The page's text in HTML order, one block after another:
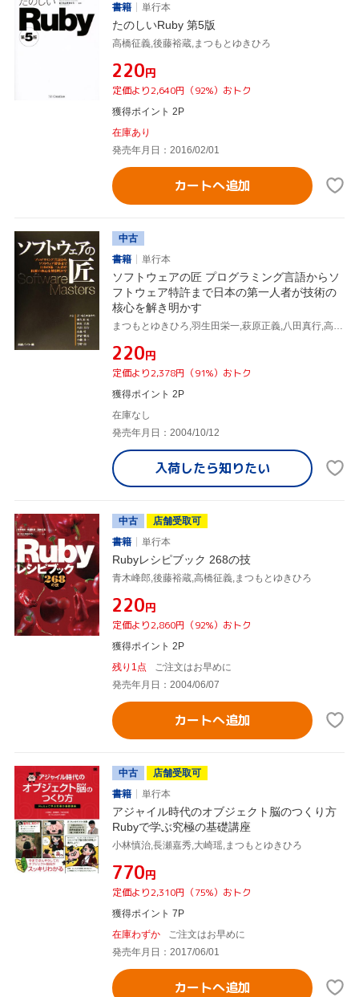
書籍
単行本
たのしいRuby 第5版
高橋征義,後藤裕蔵,まつもとゆきひろ
¥220円
定価より2,640円（92%）おトク
獲得ポイント 2P
在庫あり
発売年月日：2016/02/01
カートへ追加
中古
書籍
単行本
ソフトウェアの匠 プログラミング言語からソ
フトウェア特許まで日本の第一人者が技術の
核心を解き明かす
まつもとゆきひろ,羽生田栄一,萩原正義,八田真行,高林哲,日経バイト
¥220円
定価より2,378円（91%）おトク
獲得ポイント 2P
在庫なし
発売年月日：2004/10/12
入荷したら知りたい
中古
店舗受取可
書籍
単行本
Rubyレシピブック 268の技
青木峰郎,後藤裕蔵,高橋征義,まつもとゆきひろ
¥220円
定価より2,860円（92%）おトク
獲得ポイント 2P
残り1点
ご注文はお早めに
発売年月日：2004/06/07
カートへ追加
中古
店舗受取可
書籍
単行本
アジャイル時代のオブジェクト脳のつくり方
Rubyで学ぶ究極の基礎講座
小林慎治,長瀬嘉秀,大崎瑶,まつもとゆきひろ
¥770円
定価より2,310円（75%）おトク
獲得ポイント 7P
在庫わずか
ご注文はお早めに
発売年月日：2017/06/01
カートへ追加